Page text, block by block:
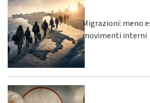
Migrazioni: meno
movimenti interni